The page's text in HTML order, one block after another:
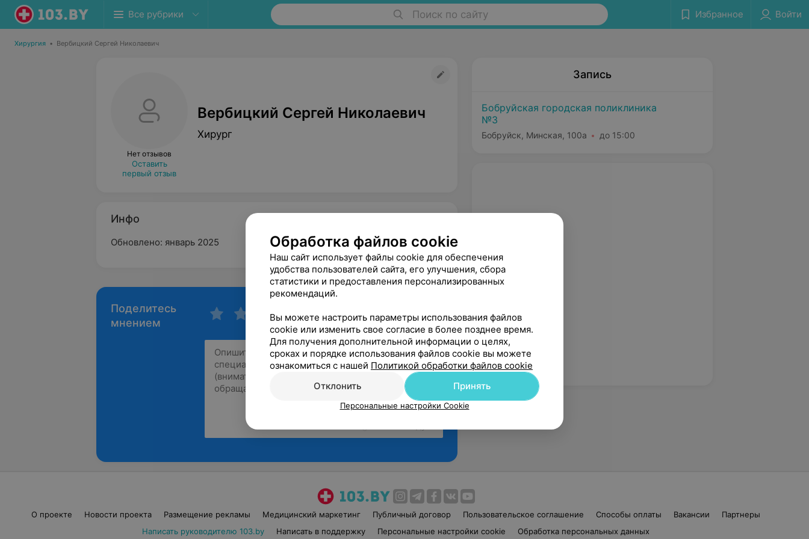
Все рубрики Поиск по сайту Избранное Войти
Хирургия • Вербицкий Сергей Николаевич
Нет отзывов
Оставить
первый отзыв
Вербицкий Сергей Николаевич
Хирург
Инфо
Обновлено: январь 2025
Поделитесь
мнением
Запись
Бобруйская городская поликлиника
№3
Бобруйск, Минская, 100а до 15:00
О проекте Новости проекта Размещение рекламы Медицинский маркетинг Публичный договор Пользовательское соглашение Способы оплаты Вакансии
Партнеры
Написать руководителю 103.by
Написать в поддержку Персональные настройки cookie Обработка персональных данных
Обработка файлов cookie
Наш сайт использует файлы cookie для обеспечения
удобства пользователей сайта, его улучшения, сбора
статистики и предоставления персонализированных
рекомендаций.
Вы можете настроить параметры использования файлов
cookie или изменить свое согласие в более позднее время.
Для получения дополнительной информации о целях,
сроках и порядке использования файлов cookie вы можете
ознакомиться с нашей Политикой обработки файлов cookie
Отклонить
Принять
Персональные настройки Cookie